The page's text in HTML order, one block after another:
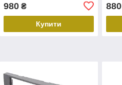
980₴
Купити
24-5
880